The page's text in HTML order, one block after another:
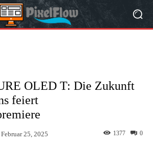
OLED T: Die Zukunft
feiert
Februar 25, 2025 0
1377